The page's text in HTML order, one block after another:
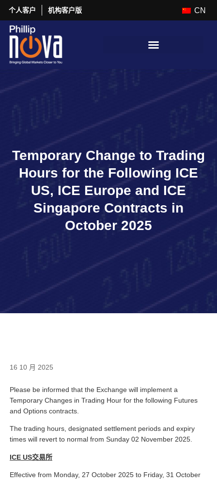
个人客户 机构客户版 CN
Temporary Change to Trading
Hours for the Following ICE
US, ICE Europe and ICE
Singapore Contracts in
October 2025
16 10 月 2025
Please be informed that the Exchange will implement a
Temporary Changes in Trading Hour for the following Futures
and Options contracts.
The trading hours, designated settlement periods and expiry
times will revert to normal from Sunday 02 November 2025.
ICE US交易所
Effective from Monday, 27 October 2025 to Friday, 31 October